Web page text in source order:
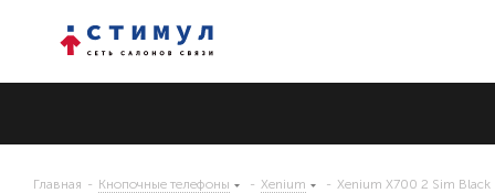
Главная - Кнопочные телефоны - Xenium - Xenium X700 2 Sim Black